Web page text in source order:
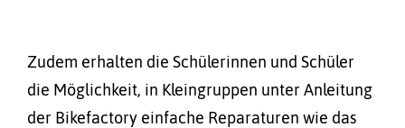
Zudem erhalten die Schülerinnen und Schüler
die Möglichkeit, in Kleingruppen unter Anleitung
der Bikefactory einfache Reparaturen wie das